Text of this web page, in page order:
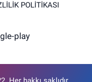
POLİTİKASI